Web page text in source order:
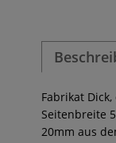
Fabrikat
Seitenbreite
20mm aus